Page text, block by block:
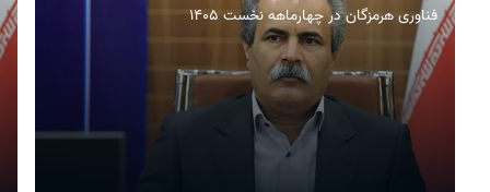
فناوری هرمزگان در چهارماهه نخست ۱۴۰۵